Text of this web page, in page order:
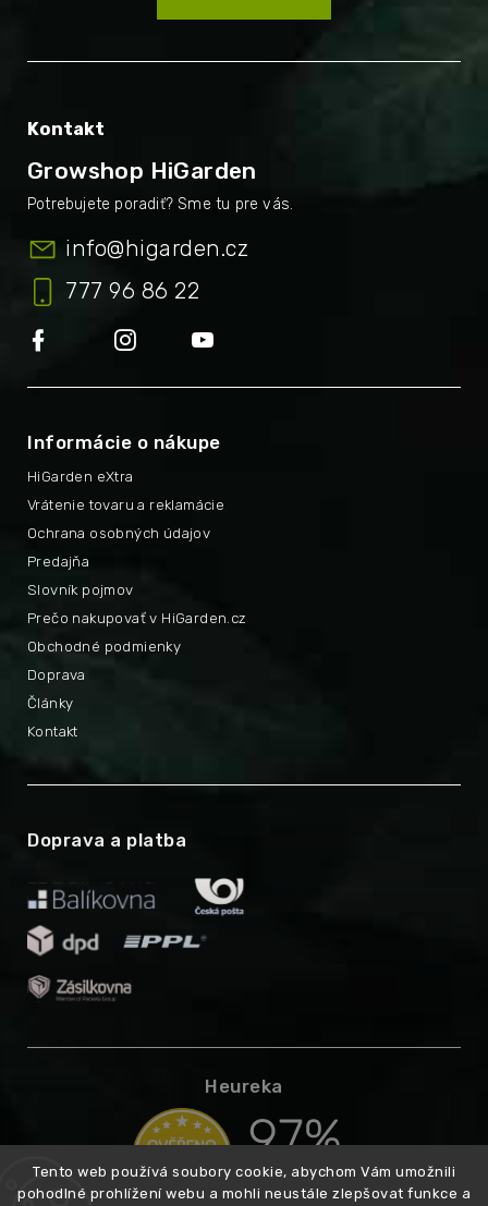
Tento web používá soubory cookie, abychom Vám umožnili
pohodlné prohlížení webu a mohli neustále zlepšovat funkce a
Kontakt
Growshop HiGarden
info@higarden.cz
777 96 86 22
Informácie o nákupe
HiGarden eXtra
Prečo nakupovať v HiGarden.cz
Vrátenie tovaru a reklamácie
Obchodné podmienky
Ochrana osobných údajov
Doprava
Predajňa
Články
Slovník pojmov
Kontakt
Doprava a platba
Heureka